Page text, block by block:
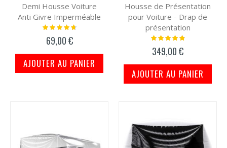
Demi Housse Voiture
Anti Givre Imperméable
Notation:
69,00 €
AJOUTER AU PANIER
Housse de Présentation
pour Voiture - Drap de
présentation
Notation:
349,00 €
AJOUTER AU PANIER